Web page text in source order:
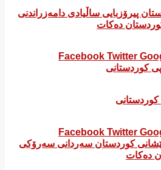
پیرۆزبایی ساڵیادی دامەزراندنی
دەکات
Facebook Twitter
کوردستانی
Facebook Twitter